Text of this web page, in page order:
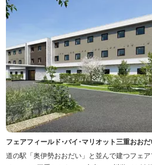
フェアフィールド･バイ･マリオット三重おお
道の駅「奥伊勢おおだい」と並んで建つフェ